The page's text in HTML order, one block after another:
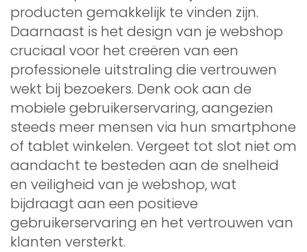
producten gemakkelijk te vinden zijn.
Daarnaast is het design van je webshop
cruciaal voor het creëren van een
professionele uitstraling die vertrouwen
wekt bij bezoekers. Denk ook aan de
mobiele gebruikerservaring, aangezien
steeds meer mensen via hun smartphone
of tablet winkelen. Vergeet tot slot niet om
aandacht te besteden aan de snelheid
en veiligheid van je webshop, wat
bijdraagt aan een positieve
gebruikerservaring en het vertrouwen van
klanten versterkt.